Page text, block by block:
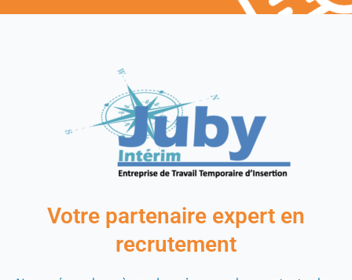
Votre partenaire expert en
recrutement